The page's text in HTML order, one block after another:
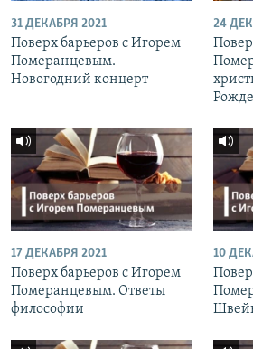
31 ДЕКАБРЯ 2021
Поверх барьеров с Игорем
Померанцевым.
Новогодний концерт
24
17 ДЕКАБРЯ 2021
Поверх барьеров с Игорем
Померанцевым. Ответы
философии
10